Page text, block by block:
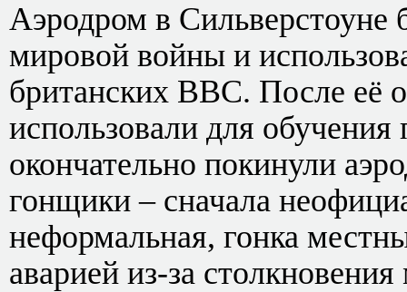
Аэродром в Сильверстоуне
мировой войны и
британских ВВС. После её
использовали для
окончательно покинули
гонщики – сначала
неформальная, гонка
аварией из-за